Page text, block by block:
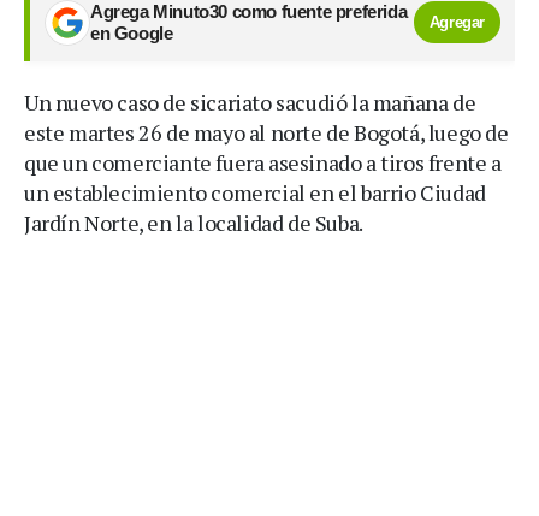
Agrega Minuto30 como fuente preferida
en Google
Agregar
Un nuevo caso de sicariato sacudió la mañana de
este martes 26 de mayo al norte de Bogotá, luego de
que un comerciante fuera asesinado a tiros frente a
un establecimiento comercial en el barrio Ciudad
Jardín Norte, en la localidad de Suba.